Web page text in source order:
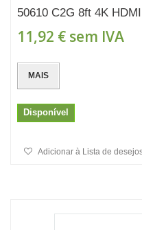
50610 C2G 8ft 4K
11,92 € sem IVA
MAIS
Disponível
Adicionar à Lista de